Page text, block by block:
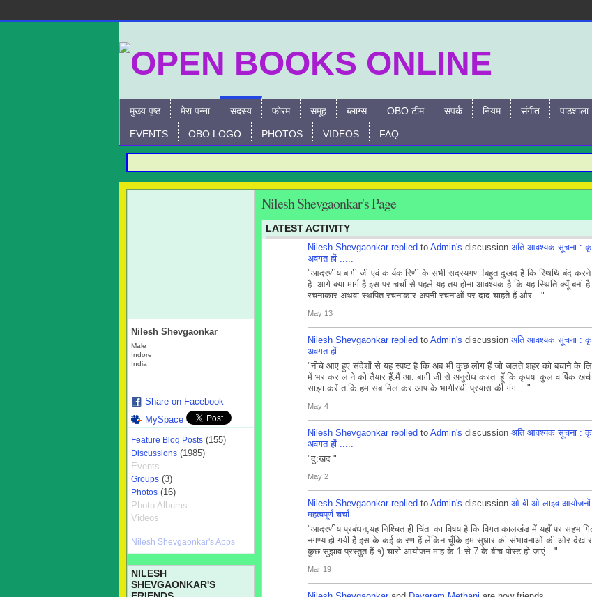
मुख्य पृष्ठ मेरा पन्ना सदस्य फोरम समूह ब्लाग्स OBO टीम संपर्क नियम संगीत पाठशाला
EVENTS OBO LOGO PHOTOS VIDEOS FAQ
Nilesh Shevgaonkar
Male
Indore
India
Share on Facebook
MySpace
Feature Blog Posts (155)
Discussions (1985)
Events
Groups (3)
Photos (16)
Photo Albums
Videos
Nilesh Shevgaonkar's Apps
NILESH
SHEVGAONKAR'S
Nilesh Shevgaonkar's Page
LATEST ACTIVITY
Nilesh Shevgaonkar replied to Admin's discussion अति आवश्यक सूचना :
अवगत हों .....
"आदरणीय बाग़ी जी एवं कार्यकारिणी के सभी सदस्यगण !बहुत दुखद है कि स्थिथि बंद
है. आगे क्या मार्ग है इस पर चर्चा से पहले यह तय होना आवश्यक है कि यह स्थिति क्यूँ बनी
रचनाकार अथवा स्थपित रचनाकार अपनी रचनाओं पर दाद चाहते हैं और…"
May 13
Nilesh Shevgaonkar replied to Admin's discussion अति आवश्यक सूचना :
अवगत हों .....
"नीचे आए हुए संदेशों से यह स्पष्ट है कि अब भी कुछ लोग हैं जो जलते शहर को बचाने के
में भर कर लाने को तैयार हैं.मैं आ. बाग़ी जी से अनुरोध करता हूँ कि कृपया कुल वार्षिक खर्च
साझा करें ताकि हम सब मिल कर आप के भागीरथी प्रयास की गंगा…"
May 4
Nilesh Shevgaonkar replied to Admin's discussion अति आवश्यक सूचना :
अवगत हों .....
"दु:खद "
May 2
Nilesh Shevgaonkar replied to Admin's discussion ओ बी ओ लाइव
महत्वपूर्ण चर्चा
"आदरणीय प्रबंधन,यह निश्चित ही चिंता का विषय है कि विगत कालखंड में यहाँ पर
नगण्य हो गयी है.इस के कई कारण हैं लेकिन चूँकि हम सुधार की संभावनाओं की ओर देख
कुछ सुझाव प्रस्तुत हैं.१) चारो आयोजन माह के 1 से 7 के बीच पोस्ट हो जाएं…"
Mar 19